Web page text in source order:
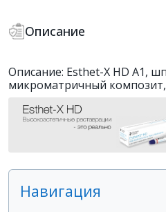
Описание
Описание: Esthet-X HD A1,
микроматричный
Навигация